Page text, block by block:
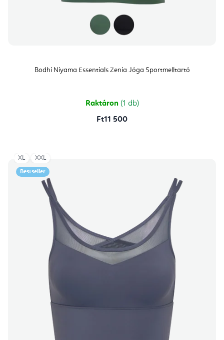
Bodhi Niyama Essentials Zenia Jóga Sportmelltartó
Raktáron (1 db)
Ft11 500
Bestseller
XL XXL